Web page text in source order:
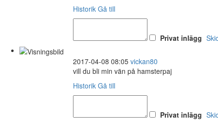
Historik Gå till
Privat inlägg
2017-04-08 08:05 vickan80
vill du bli min vän på hamsterpaj
Historik Gå till
Privat inlägg